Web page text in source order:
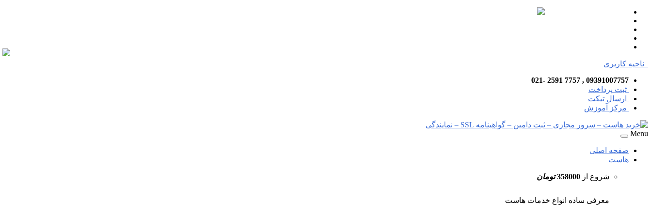
ناحیه کاربری
09391007757 , 7757 2591 -021
ثبت پرداخت
ارسال تیکت
مرکز آموزش
Menu
صفحه اصلی
هاست
شروع از 358000 تومان
معرفی ساده انواع خدمات هاست